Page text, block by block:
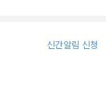
신간알림 신청